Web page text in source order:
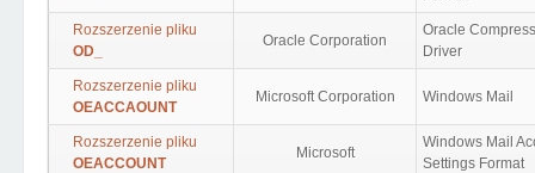
Rozszerzenie pliku
OD_
Oracle Corporation
Oracle
Driver
Rozszerzenie pliku
OEACCAOUNT
Microsoft Corporation Windows Mail
Rozszerzenie pliku
OEACCOUNT
Microsoft
Windows Mail
Settings Format